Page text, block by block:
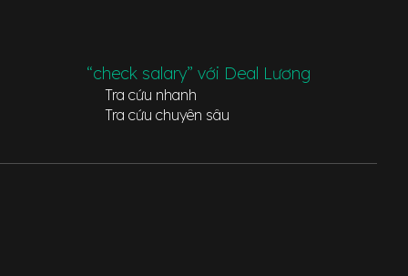
“check salary” với Deal Lương
Tra cứu nhanh
Tra cứu chuyên sâu